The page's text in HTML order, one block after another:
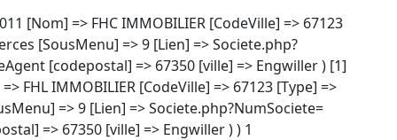
[Nom] => FHC IMMOBILIER [CodeVille] => 67123
[SousMenu] => 9 [Lien] => Societe.php?
[codepostal] => 67350 [ville] => Engwiller ) [1]
FHL IMMOBILIER [CodeVille] => 67123 [Type] =>
=> 9 [Lien] => Societe.php?NumSociete=
=> 67350 [ville] => Engwiller ) ) 1